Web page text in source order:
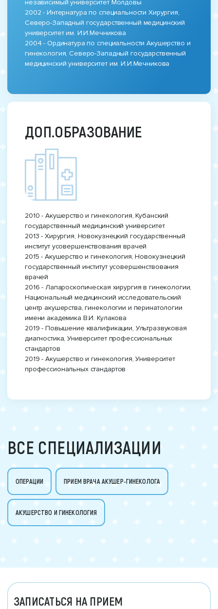
независимый университет Молдовы
2002 - Интернатура по специальности Хирургия,
Северо-Западный государственный медицинский
университет им. И.И.Мечникова
2004 - Ординатура по специальности Акушерство и
гинекология, Северо-Западный государственный
медицинский университет им. И.И.Мечникова
ДОП.ОБРАЗОВАНИЕ
2010 - Акушерство и гинекология, Кубанский
государственный медицинский университет
2013 - Хирургия, Новокузнецкий государственный
институт усовершенствования врачей
2015 - Акушерство и гинекология, Новокузнецкий
государственный институт усовершенствования
врачей
2016 - Лапароскопическая хирургия в гинекологии,
Национальный медицинский исследовательский
центр акушерства, гинекологии и перинатологии
имени академика В.И. Кулакова
2019 - Повышение квалификации, Ультразвуковая
диагностика, Университет профессиональных
стандартов
2019 - Акушерство и гинекология, Университет
профессиональных стандартов
ВСЕ СПЕЦИАЛИЗАЦИИ
ОПЕРАЦИИ ПРИЕМ ВРАЧА АКУШЕР-ГИНЕКОЛОГА
АКУШЕРСТВО И ГИНЕКОЛОГИЯ
ЗАПИСАТЬСЯ НА ПРИЕМ